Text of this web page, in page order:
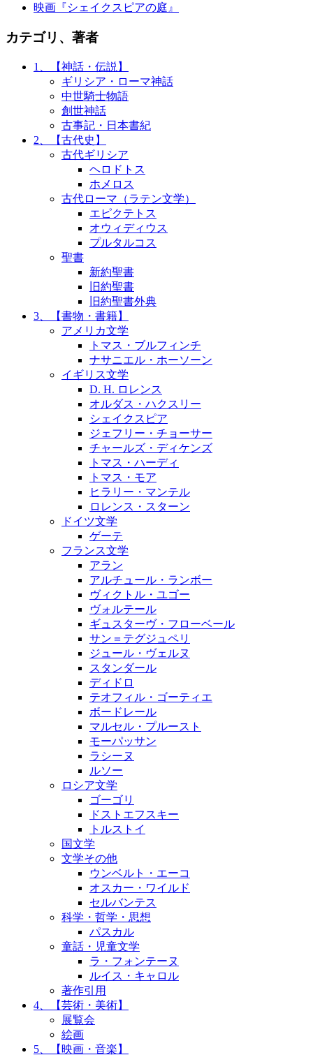
映画『シェイクスピアの庭』
カテゴリ、著者
1、【神話・伝説】
ギリシア・ローマ神話
中世騎士物語
創世神話
古事記・日本書紀
2、【古代史】
古代ギリシア
ヘロドトス
ホメロス
古代ローマ（ラテン文学）
エピクテトス
オウィディウス
プルタルコス
聖書
新約聖書
旧約聖書
旧約聖書外典
3、【書物・書籍】
アメリカ文学
トマス・ブルフィンチ
ナサニエル・ホーソーン
イギリス文学
D. H. ロレンス
オルダス・ハクスリー
シェイクスピア
ジェフリー・チョーサー
チャールズ・ディケンズ
トマス・ハーディ
トマス・モア
ヒラリー・マンテル
ロレンス・スターン
ドイツ文学
ゲーテ
フランス文学
アラン
アルチュール・ランボー
ヴィクトル・ユゴー
ヴォルテール
ギュスターヴ・フローベール
サン＝テグジュペリ
ジュール・ヴェルヌ
スタンダール
ディドロ
テオフィル・ゴーティエ
ボードレール
マルセル・プルースト
モーパッサン
ラシーヌ
ルソー
ロシア文学
ゴーゴリ
ドストエフスキー
トルストイ
国文学
文学その他
ウンベルト・エーコ
オスカー・ワイルド
セルバンテス
科学・哲学・思想
パスカル
童話・児童文学
ラ・フォンテーヌ
ルイス・キャロル
著作引用
4、【芸術・美術】
展覧会
絵画
5、【映画・音楽】